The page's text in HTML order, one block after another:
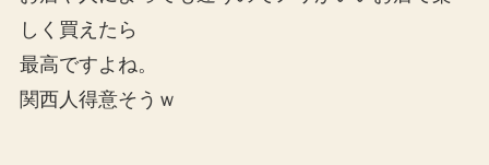
しく買えたら
最高ですよね。
関西人得意そうｗ